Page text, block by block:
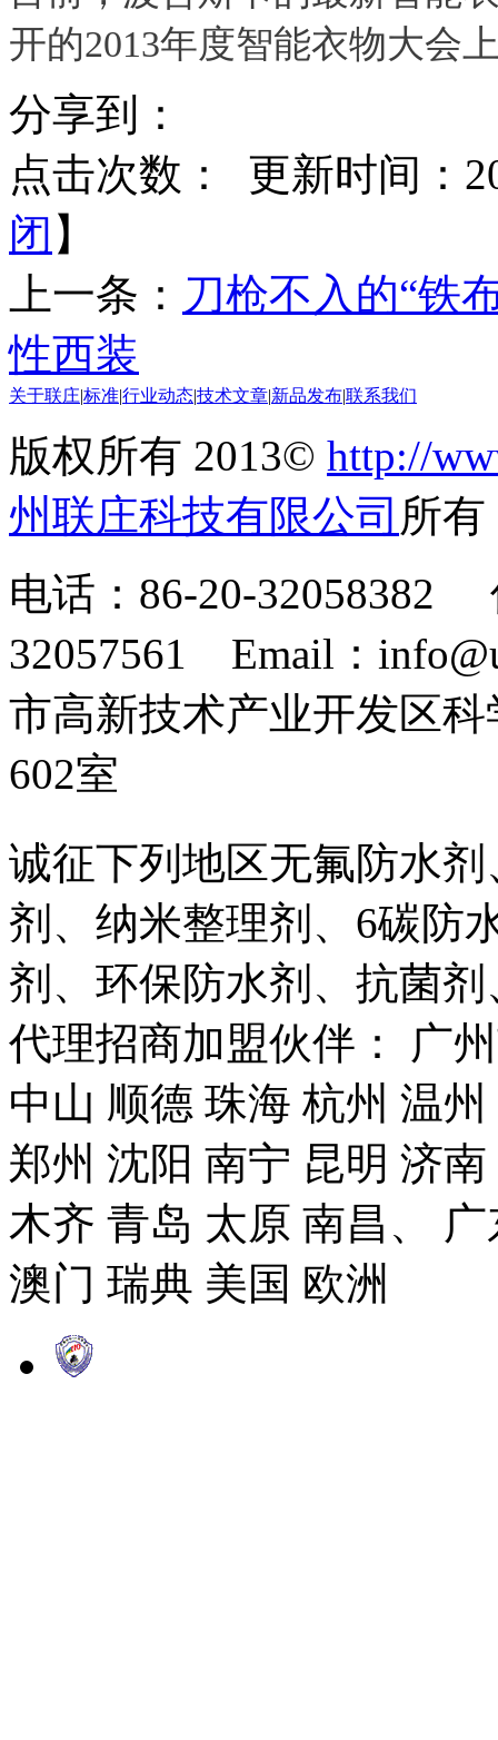
开的2013年度智能衣物大会
分享到：
点击次数：
更新时间：
闭 】
上一条： 刀枪不入的“铁
性西装
关于联庄标准行业动态技术文章 新品发布联系我们
版权所有 2013© http://
州联庄科技有限公司 所
电话：86-20-32058382
32057561 Email：
市高新技术产业开发区
602室
诚征下列地区无氟防水
剂、纳米整理剂、6碳防
剂、环保防水剂、抗菌
代理招商加盟伙伴： 广
中山 顺德 珠海 杭州 温
郑州 沈阳 南宁 昆明 济
木齐 青岛 太原 南昌、
澳门 瑞典 美国 欧洲